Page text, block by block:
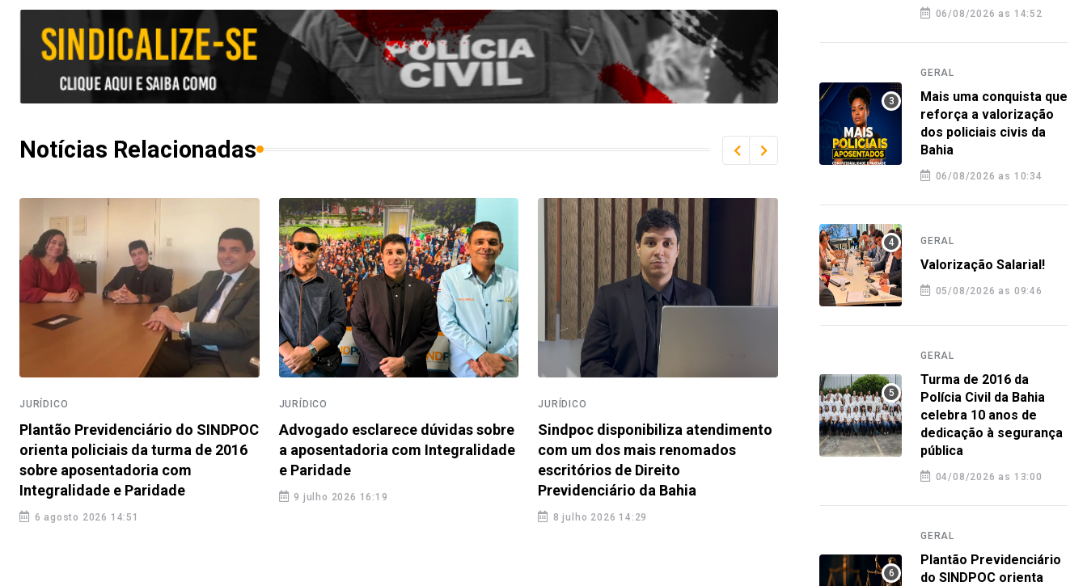
Notícias Relacionadas
JURÍDICO
Plantão Previdenciário do SINDPOC
orienta policiais da turma de 2016
sobre aposentadoria com
Integralidade e Paridade
6 agosto 2026 14:51
JURÍDICO
Advogado esclarece dúvidas sobre
a aposentadoria com Integralidade
e Paridade
9 julho 2026 16:19
JURÍDICO
Sindpoc disponibiliza atendimento
com um dos mais renomados
escritórios de Direito
Previdenciário da Bahia
8 julho 2026 14:29
JURÍDICO
Jurídico do Sindpoc garante vitória
definitiva em ação coletiva da
06/08/2026 as 14:52
GERAL
Mais uma conquista que
reforça a valorização
dos policiais civis da
Bahia
06/08/2026 as 10:34
GERAL
Valorização Salarial!
05/08/2026 as 09:46
GERAL
Turma de 2016 da
Polícia Civil da Bahia
celebra 10 anos de
dedicação à segurança
pública
04/08/2026 as 13:00
GERAL
Plantão Previdenciário
do SINDPOC orienta